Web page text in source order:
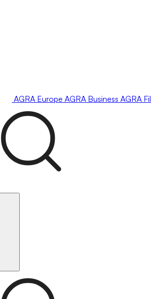
AGRA Europe AGRA Business AGRA Fil